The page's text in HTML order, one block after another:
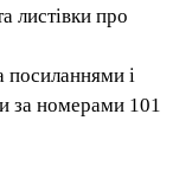
листівки про
посиланнями і
за номерами 101